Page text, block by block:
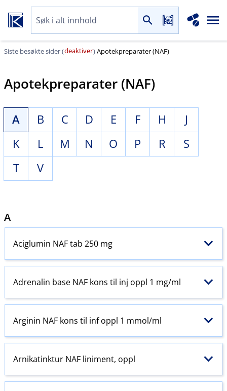
Siste besøkte sider (deaktiver)Apotekpreparater (NAF)
Apotekpreparater (NAF)
A B C D E F H
J
K
L M N O P R
S
T
V
A
Aciglumin NAF tab 250 mg
Adrenalin base NAF kons til inj oppl 1 mg/ml
Arginin NAF kons til inf oppl 1 mmol/ml
Arnikatinktur NAF liniment, oppl